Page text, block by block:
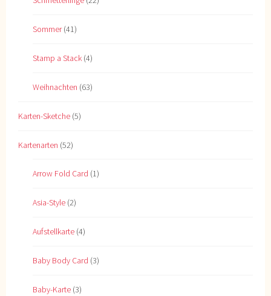
Sommer(41)
Stamp a Stack (4)
Weihnachten (63)
Karten-Sketche (5)
Kartenarten (52)
Arrow Fold Card (1)
Asia-Style (2)
Aufstellkarte (4)
Baby Body Card (3)
Baby-Karte (3)